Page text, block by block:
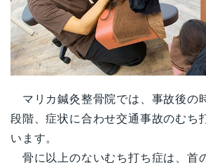
マリカ鍼灸整骨院では、事故後の
段階、症状に合わせ交通事故のむち
います。
骨に以上のないむち打ち症は、首